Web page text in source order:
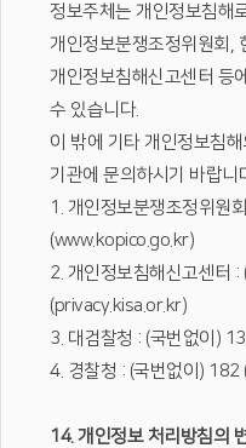
정보주체는 개인정보침해
개인정보분쟁조정위원회,
개인정보침해신고센터 등
수 있습니다.
이 밖에 기타 개인정보침
기관에 문의하시기 바랍니
1. 개인정보분쟁조정위원
(www.kopico.go.kr)
2. 개인정보침해신고센터
(privacy.kisa.or.kr)
3. 대검찰청 : (국번없이)
4. 경찰청 : (국번없이)
14. 개인정보 처리방침의